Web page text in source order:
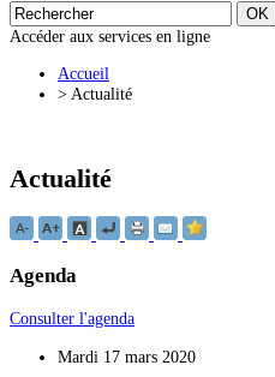
Accéder aux services en ligne
Accueil
>Actualité
Actualité
Agenda
Consulter l'agenda
Mardi 17 mars 2020